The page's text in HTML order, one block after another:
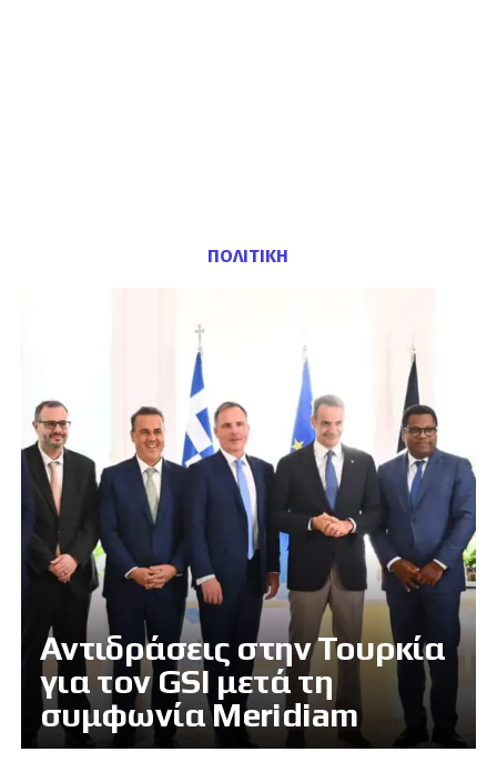
ΠΟΛΙΤΙΚΗ
Αντιδράσεις στην Τουρκία
για τον GSI μετά τη
συμφωνία Meridiam